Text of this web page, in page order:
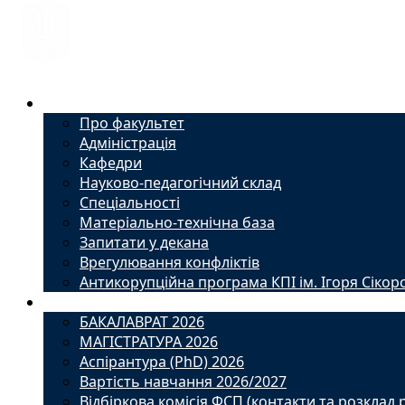
Про факультет
Адміністрація
Кафедри
Науково-педагогічний склад
Спеціальності
Матеріально-технічна база
Запитати у декана
Врегулювання конфліктів
Антикорупційна програма КПІ ім. Ігоря
БАКАЛАВРАТ 2026
МАГІСТРАТУРА 2026
Аспірантура (PhD) 2026
Вартість навчання 2026/2027